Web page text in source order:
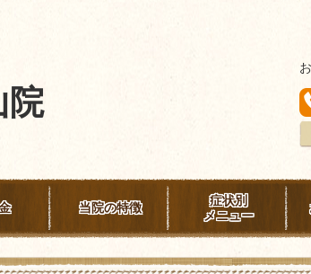
院
当院の特徴
症状別
メニュー